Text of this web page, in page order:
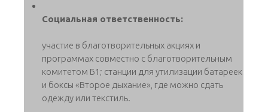
Социальная ответственность:
участие в благотворительных акциях и
программах совместно с благотворительным
комитетом Б1; станции для утилизации батареек
и боксы «Второе дыхание», где можно сдать
одежду или текстиль.